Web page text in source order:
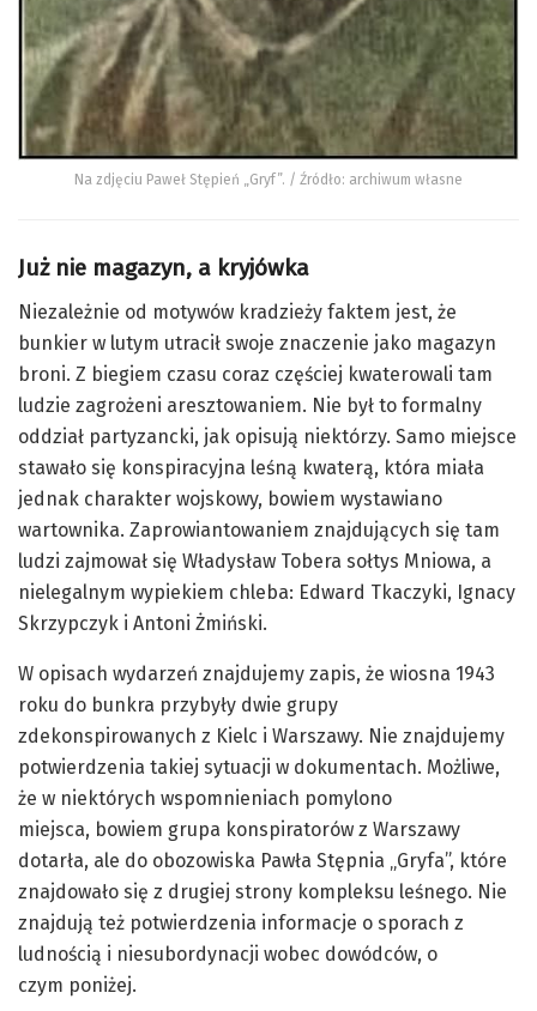
Na zdjęciu Paweł Stępień „Gryf”. / Źródło: archiwum własne
Już nie magazyn, a kryjówka
Niezależnie od motywów kradzieży faktem jest, że
bunkier w lutym utracił swoje znaczenie jako magazyn
broni. Z biegiem czasu coraz częściej kwaterowali tam
ludzie zagrożeni aresztowaniem. Nie był to formalny
oddział partyzancki, jak opisują niektórzy. Samo miejsce
stawało się konspiracyjna leśną kwaterą, która miała
jednak charakter wojskowy, bowiem wystawiano
wartownika. Zaprowiantowaniem znajdujących się tam
ludzi zajmował się Władysław Tobera sołtys Mniowa, a
nielegalnym wypiekiem chleba: Edward Tkaczyki, Ignacy
Skrzypczyk i Antoni Żmiński.
W opisach wydarzeń znajdujemy zapis, że wiosna 1943
roku do bunkra przybyły dwie grupy
zdekonspirowanych z Kielc i Warszawy. Nie znajdujemy
potwierdzenia takiej sytuacji w dokumentach. Możliwe,
że w niektórych wspomnieniach pomylono
miejsca, bowiem grupa konspiratorów z Warszawy
dotarła, ale do obozowiska Pawła Stępnia „Gryfa”, które
znajdowało się z drugiej strony kompleksu leśnego. Nie
znajdują też potwierdzenia informacje o sporach z
ludnością i niesubordynacji wobec dowódców, o
czym poniżej.